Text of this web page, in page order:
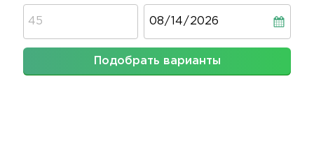
Подобрать варианты